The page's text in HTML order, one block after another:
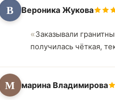
В Вероника Жукова
Заказывали
получилась чёткая,
М марина Владимирова